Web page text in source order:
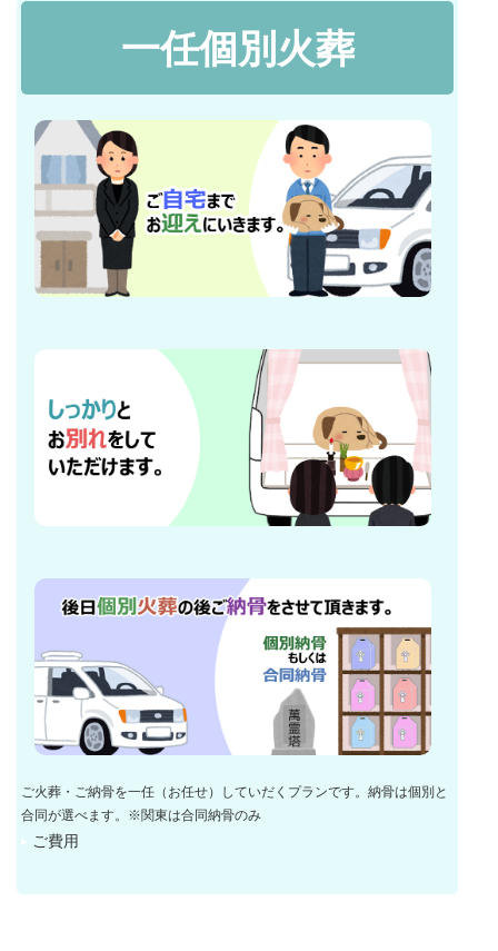
一任個別火葬
ご火葬・ご納骨を一任（お任せ）していだくプランです。納骨は個別と
合同が選べます。※関東は合同納骨のみ
ご費用